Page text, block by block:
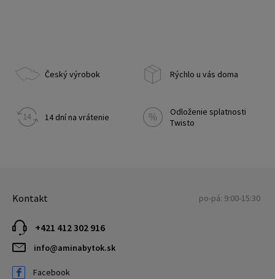
Český výrobok Rýchlo u vás doma
14 dní na vrátenie
Odloženie splatnosti
Twisto
Kontakt po-pá: 9:00-15:30
+421 412 302 916
info@aminabytok.sk
Facebook